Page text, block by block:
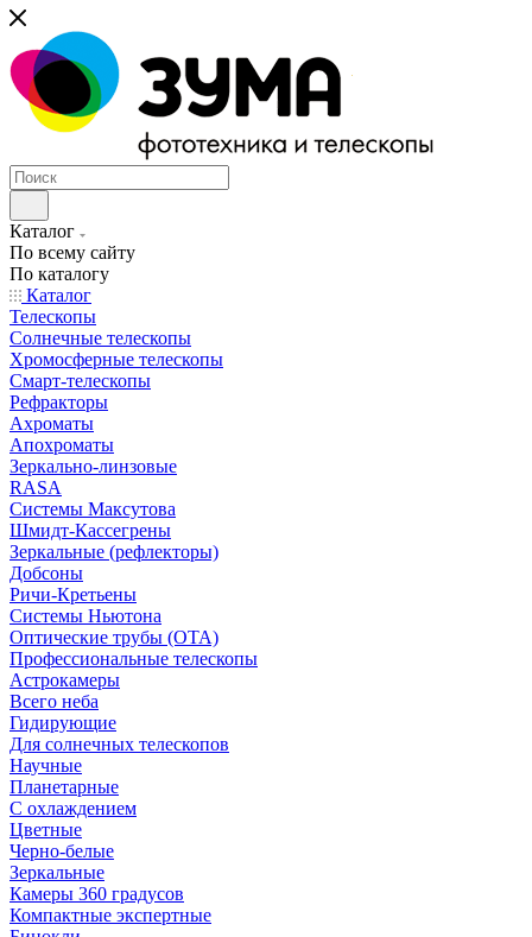
Каталог
По всему сайту
По каталогу
Каталог
Телескопы
Солнечные телескопы
Хромосферные телескопы
Смарт-телескопы
Рефракторы
Ахроматы
Апохроматы
Зеркально-линзовые
RASA
Системы Максутова
Шмидт-Кассегрены
Зеркальные (рефлекторы)
Добсоны
Ричи-Кретьены
Системы Ньютона
Оптические трубы (OTA)
Профессиональные телескопы
Астрокамеры
Всего неба
Гидирующие
Для солнечных телескопов
Научные
Планетарные
С охлаждением
Цветные
Черно-белые
Зеркальные
Камеры 360 градусов
Компактные экспертные